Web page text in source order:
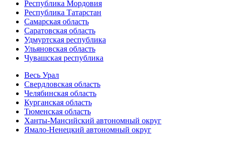
Республика Мордовия
Республика Татарстан
Самарская область
Саратовская область
Удмуртская республика
Ульяновская область
Чувашская республика
Весь Урал
Свердловская область
Челябинская область
Курганская область
Тюменская область
Ханты-Мансийский автономный округ
Ямало-Ненецкий автономный округ